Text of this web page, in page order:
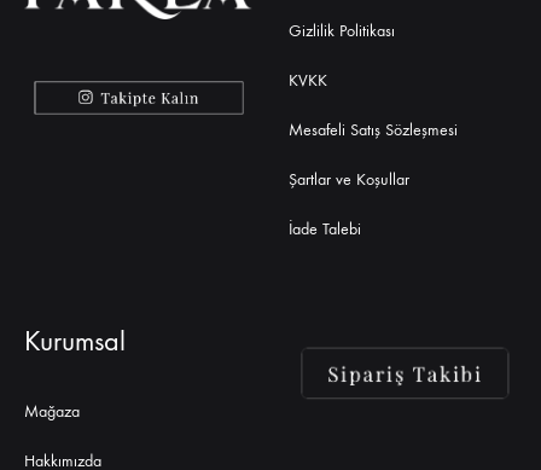
Gizlilik Politikası
KVKK
Mesafeli Satış Sözleşmesi
Şartlar ve Koşullar
İade Talebi
Kurumsal
Mağaza
Hakkımızda